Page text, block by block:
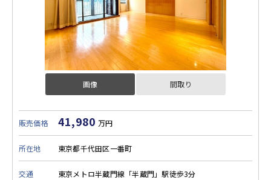
画像 間取り
販売価格 41,980 万円
所在地 東京都千代田区一番町
交通 東京メトロ半蔵門線「半蔵門」駅徒歩3分